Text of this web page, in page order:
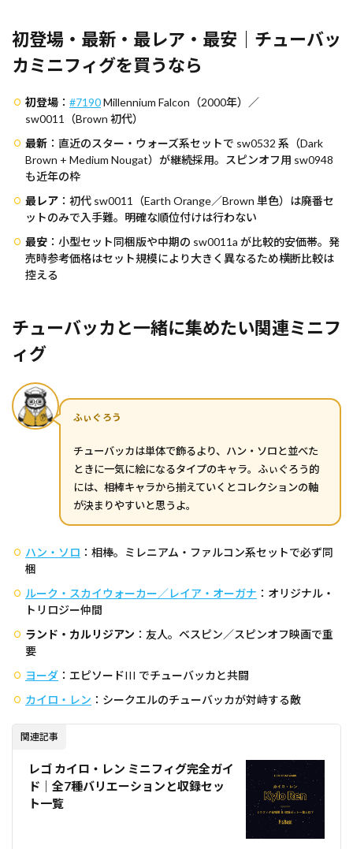
初登場・最新・最レア・最安｜チューバッ
カミニフィグを買うなら
初登場 ： #7190Millennium Falcon（2000年）／
sw0011（Brown 初代）
最新 ：直近のスター・ウォーズ系セットで sw0532 系（Dark
Brown + Medium Nougat）が継続採用。スピンオフ用 sw0948
も近年の枠
最レア ：初代 sw0011（Earth Orange／Brown 単色）は廃番セ
ットのみで入手難。明確な順位付けは行わない
最安 ：小型セット同梱版や中期の sw0011a が比較的安価帯。発
売時参考価格はセット規模により大きく異なるため横断比較は
控える
チューバッカと一緒に集めたい関連ミニフ
ィグ
ふぃぐろう
チューバッカは単体で飾るより、ハン・ソロと並べた
ときに一気に絵になるタイプのキャラ。ふぃぐろう的
には、相棒キャラから揃えていくとコレクションの軸
が決まりやすいと思うよ。
ハン・ソロ ：相棒。ミレニアム・ファルコン系セットで必ず同
梱
ルーク・スカイウォーカー／レイア・オーガナ ：オリジナル・
トリロジー仲間
ランド・カルリジアン ：友人。ベスピン／スピンオフ映画で重
要
ヨーダ ：エピソードIII でチューバッカと共闘
カイロ・レン ：シークエルのチューバッカが対峙する敵
関連記事
レゴ カイロ・レン ミニフィグ完全ガイ
ド｜全7種バリエーションと収録セッ
ト一覧